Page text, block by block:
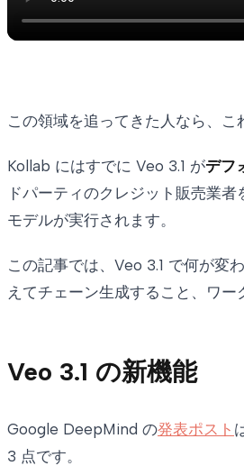
この領域を追ってきた人なら、こ
Kollab にはすでに Veo 3.1 がデフ
ドパーティのクレジット販売業
モデルが実行されます。
この記事では、Veo 3.1 で何が
えてチェーン生成すること、ワ
Veo 3.1 の新機能
Google DeepMind の発表ポスト
3 点です。